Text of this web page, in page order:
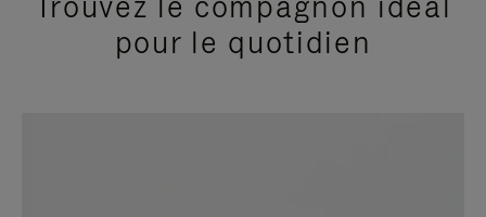
pour le quotidien